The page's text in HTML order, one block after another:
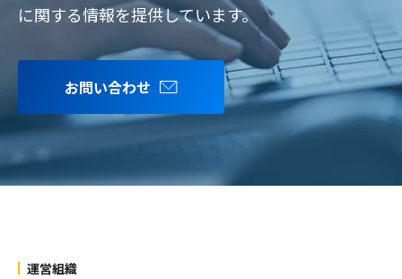
に関する情報を提供しています。
お問い合わせ
運営組織